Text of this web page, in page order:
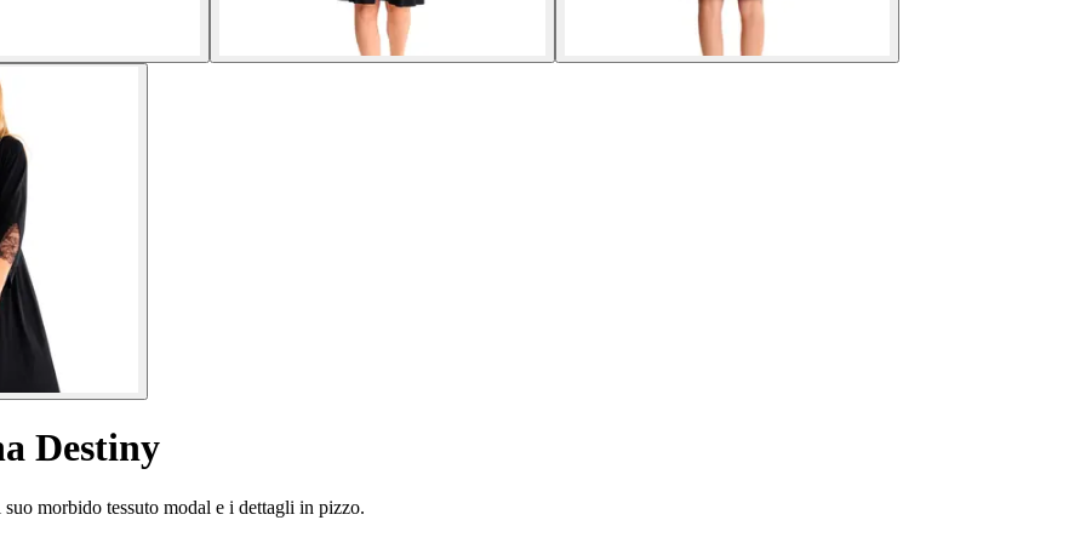
Destiny
morbido tessuto modal e i dettagli in pizzo.